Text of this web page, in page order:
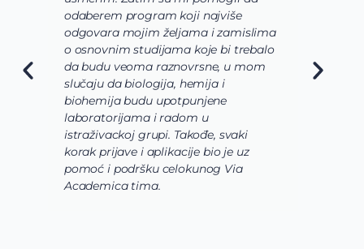
odaberem program koji najviše
odgovara mojim željama i zamislima
o osnovnim studijama koje bi trebalo
da budu veoma raznovrsne, u mom
slučaju da biologija, hemija i
biohemija budu upotpunjene
laboratorijama i radom u
istraživackoj grupi. Takođe, svaki
korak prijave i aplikacije bio je uz
pomoć i podršku celokunog Via
Academica tima.